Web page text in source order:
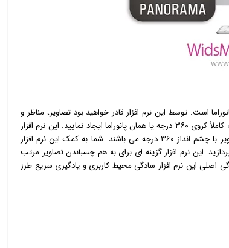
است. توسط این نرم افزار قادر خواهید بود تصاویر، مناظر و
چشم اندازهایی به‌صورت انفرادی و چندگانه از تصاویر دلخواه خود را به‌صورت کاملاً کروی ۳۶۰ درجه یا همان پانوراما ایجاد نمایید. این نرم افزار
به کمک این نرم افزار
این نرم افزار گزینه ای برای به هم چسباندن تصاویر مرتب
اصلی این نرم افزار سادگی محیط کاربری و یادگیری سریع طرز